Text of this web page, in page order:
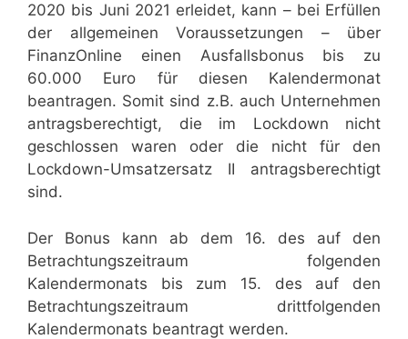
2020 bis Juni 2021 erleidet, kann – bei Erfüllen
der allgemeinen Voraussetzungen – über
FinanzOnline einen Ausfallsbonus bis zu
60.000 Euro für diesen Kalendermonat
beantragen. Somit sind z.B. auch Unternehmen
antragsberechtigt, die im Lockdown nicht
geschlossen waren oder die nicht für den
Lockdown-Umsatzersatz II antragsberechtigt
sind.
Der Bonus kann ab dem 16. des auf den
Betrachtungszeitraum folgenden
Kalendermonats bis zum 15. des auf den
Betrachtungszeitraum drittfolgenden
Kalendermonats beantragt werden.